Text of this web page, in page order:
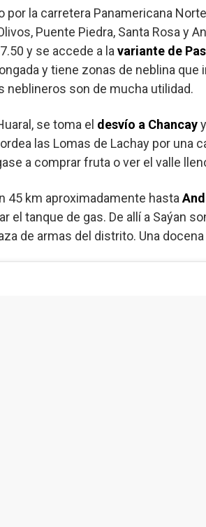
por la carretera Panamericana
Puente Piedra, Santa Rosa y
y se accede a la variante de
y tiene zonas de neblina
neblineros son de mucha utilidad.
se toma el desvío a Chancay
las Lomas de Lachay por una
a comprar fruta o ver el valle
45 km aproximadamente hasta
el tanque de gas. De allí a Saýan
de armas del distrito. Una